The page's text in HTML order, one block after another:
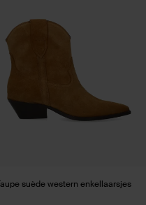
suède western enkellaarsjes